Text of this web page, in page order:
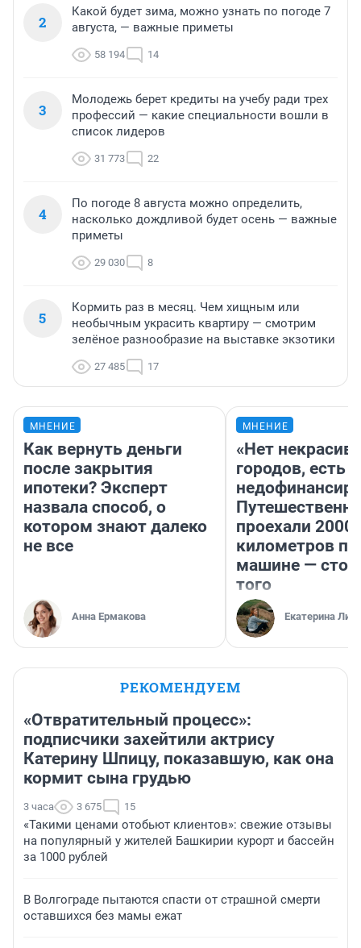
2
Какой будет зима, можно узнать по погоде 7
августа, — важные приметы
58 194 14
3
Молодежь берет кредиты на учебу ради трех
профессий — какие специальности вошли в
список лидеров
31 773 22
4
По погоде 8 августа можно определить,
насколько дождливой будет осень — важные
приметы
29 030 8
5
Кормить раз в месяц. Чем хищным или
необычным украсить квартиру — смотрим
зелёное разнообразие на выставке экзотики
27 485 17
МНЕНИЕ
Как вернуть деньги
после закрытия
ипотеки? Эксперт
назвала способ, о
котором знают далеко
не все
Анна Ермакова
МНЕНИЕ
«Нет
городов, есть
проехали 2000
километров по
машине —
того
Екатерина
РЕКОМЕНДУЕМ
«Отвратительный процесс»:
подписчики захейтили актрису
Катерину Шпицу, показавшую, как она
кормит сына грудью
3 часа 3 675 15
«Такими ценами отобьют клиентов»: свежие отзывы
на популярный у жителей Башкирии курорт и бассейн
за 1000 рублей
В Волгограде пытаются спасти от страшной смерти
оставшихся без мамы ежат